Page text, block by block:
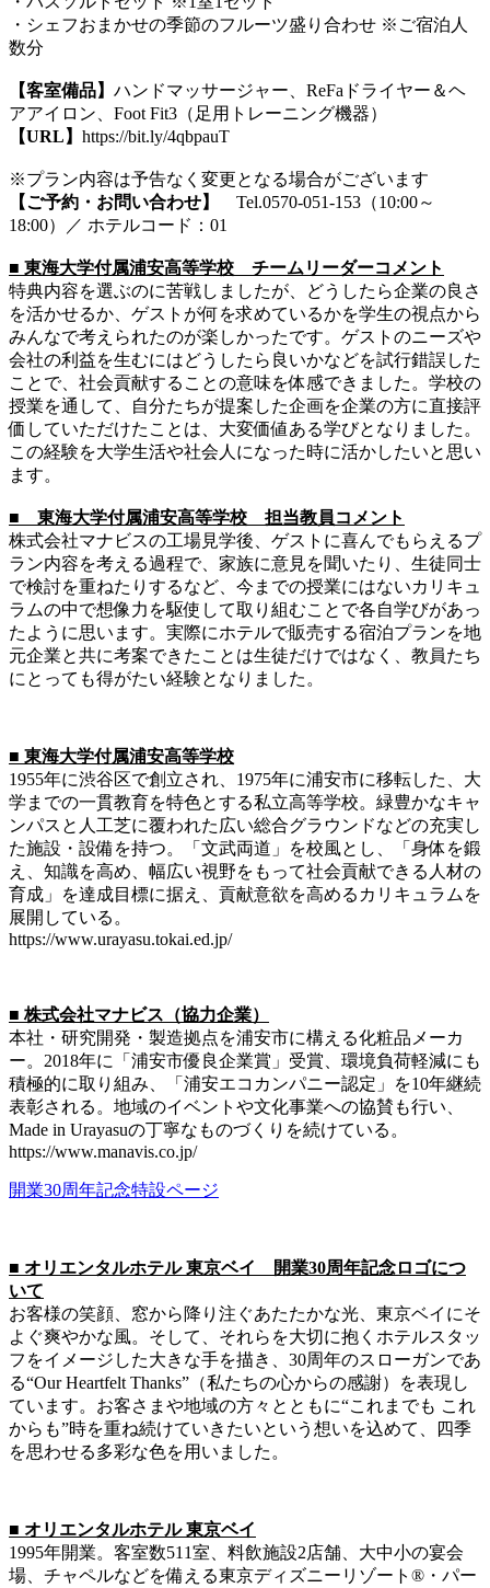
・シェフおまかせの季節のフルーツ盛り合わせ ※ご宿泊人
数分
【客室備品】 ハンドマッサージャー、ReFaドライヤー＆ヘ
アアイロン、Foot Fit3（足用トレーニング機器）
【URL】 https://bit.ly/4qbpauT
※プラン内容は予告なく変更となる場合がございます
【ご予約・お問い合わせ】 Tel.0570-051-153（10:00～
18:00）／ ホテルコード：01
■ 東海大学付属浦安高等学校 チームリーダーコメント
特典内容を選ぶのに苦戦しましたが、どうしたら企業の良さ
を活かせるか、ゲストが何を求めているかを学生の視点から
みんなで考えられたのが楽しかったです。ゲストのニーズや
会社の利益を生むにはどうしたら良いかなどを試行錯誤した
ことで、社会貢献することの意味を体感できました。学校の
授業を通して、自分たちが提案した企画を企業の方に直接評
価していただけたことは、大変価値ある学びとなりました。
この経験を大学生活や社会人になった時に活かしたいと思い
ます。
■ 東海大学付属浦安高等学校 担当教員コメント
株式会社マナビスの工場見学後、ゲストに喜んでもらえるプ
ラン内容を考える過程で、家族に意見を聞いたり、生徒同士
で検討を重ねたりするなど、今までの授業にはないカリキュ
ラムの中で想像力を駆使して取り組むことで各自学びがあっ
たように思います。実際にホテルで販売する宿泊プランを地
元企業と共に考案できたことは生徒だけではなく、教員たち
にとっても得がたい経験となりました。
■ 東海大学付属浦安高等学校
1955年に渋谷区で創立され、1975年に浦安市に移転した、大
学までの一貫教育を特色とする私立高等学校。緑豊かなキャ
ンパスと人工芝に覆われた広い総合グラウンドなどの充実し
た施設・設備を持つ。「文武両道」を校風とし、「身体を鍛
え、知識を高め、幅広い視野をもって社会貢献できる人材の
育成」を達成目標に据え、貢献意欲を高めるカリキュラムを
展開している。
https://www.urayasu.tokai.ed.jp/
■ 株式会社マナビス（協力企業）
本社・研究開発・製造拠点を浦安市に構える化粧品メーカ
ー。2018年に「浦安市優良企業賞」受賞、環境負荷軽減にも
積極的に取り組み、「浦安エコカンパニー認定」を10年継続
表彰される。地域のイベントや文化事業への協賛も行い、
Made in Urayasuの丁寧なものづくりを続けている。
https://www.manavis.co.jp/
開業30周年記念特設ページ
■ オリエンタルホテル 東京ベイ 開業30周年記念ロゴにつ
いて
お客様の笑顔、窓から降り注ぐあたたかな光、東京ベイにそ
よぐ爽やかな風。そして、それらを大切に抱くホテルスタッ
フをイメージした大きな手を描き、30周年のスローガンであ
る“Our Heartfelt Thanks”（私たちの心からの感謝）を表現し
ています。お客さまや地域の方々とともに“これまでも これ
からも”時を重ね続けていきたいという想いを込めて、四季
を思わせる多彩な色を用いました。
■ オリエンタルホテル 東京ベイ
1995年開業。客室数511室、料飲施設2店舗、大中小の宴会
場、チャペルなどを備える東京ディズニーリゾート®・パー